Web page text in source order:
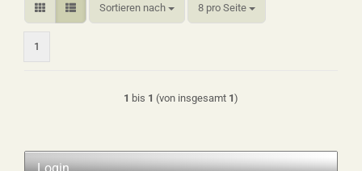
Sortieren nach
Sortieren nach 8 pro Seite
pro Seite
1
1 bis 1 (von insgesamt 1)